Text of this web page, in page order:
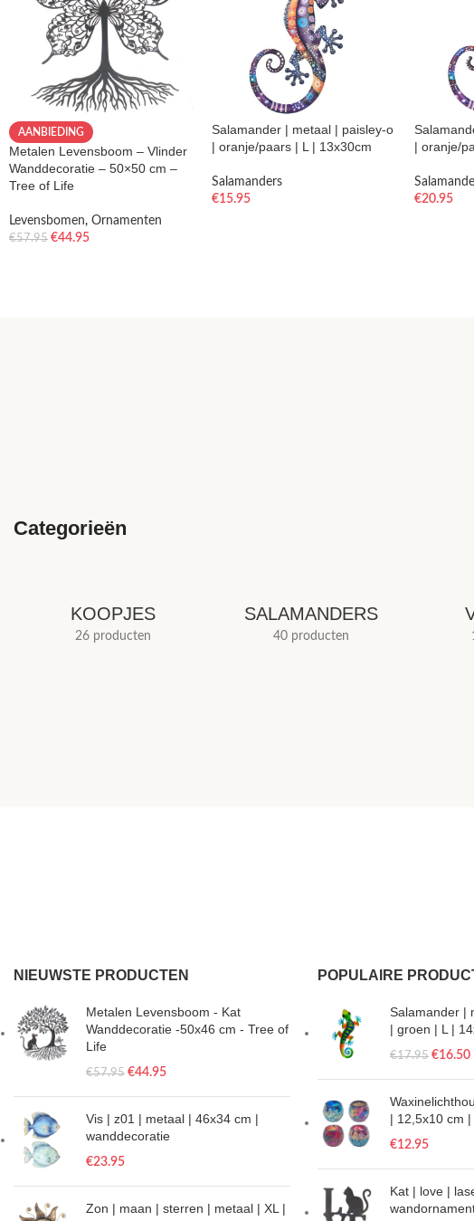
AANBIEDING
Metalen Levensboom – Vlinder
Wanddecoratie – 50×50 cm –
Tree of Life
Levensbomen, Ornamenten
€57.95 €44.95
Salamander | metaal | paisley-o
| oranje/paars | L | 13x30cm
Salamanders
€15.95
| oranje/
€20.95
Categorieën
KOOPJES
26 producten
SALAMANDERS
40 producten
NIEUWSTE PRODUCTEN
Metalen Levensboom - Kat
Wanddecoratie -50x46 cm - Tree of
Life
€57.95 €44.95
Vis | z01 | metaal | 46x34 cm |
wanddecoratie
€23.95
Zon | maan | sterren | metaal | XL |
POPULAIRE
Salamander |
| groen | L |
€17.95 €16.50
| 12,5x10 cm
€12.95
Kat | love |